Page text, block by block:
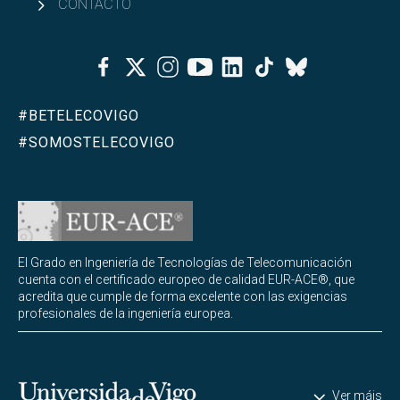
MUIoT
Máster Universitario en Realidad Extendida
Abrir
Dobles titulaciones
Abrir
Abrir
Otra formación
CONTACTO
FacebookTwitterInstagramYoutubeLinkedinTiktok
Bluesky
#BETELECOVIGO
#SOMOSTELECOVIGO
El Grado en Ingeniería de Tecnologías de Telecomunicación
cuenta con el certificado europeo de calidad EUR-ACE®, que
acredita que cumple de forma excelente con las exigencias
profesionales de la ingeniería europea.
Universidade de Vigo Ver máis